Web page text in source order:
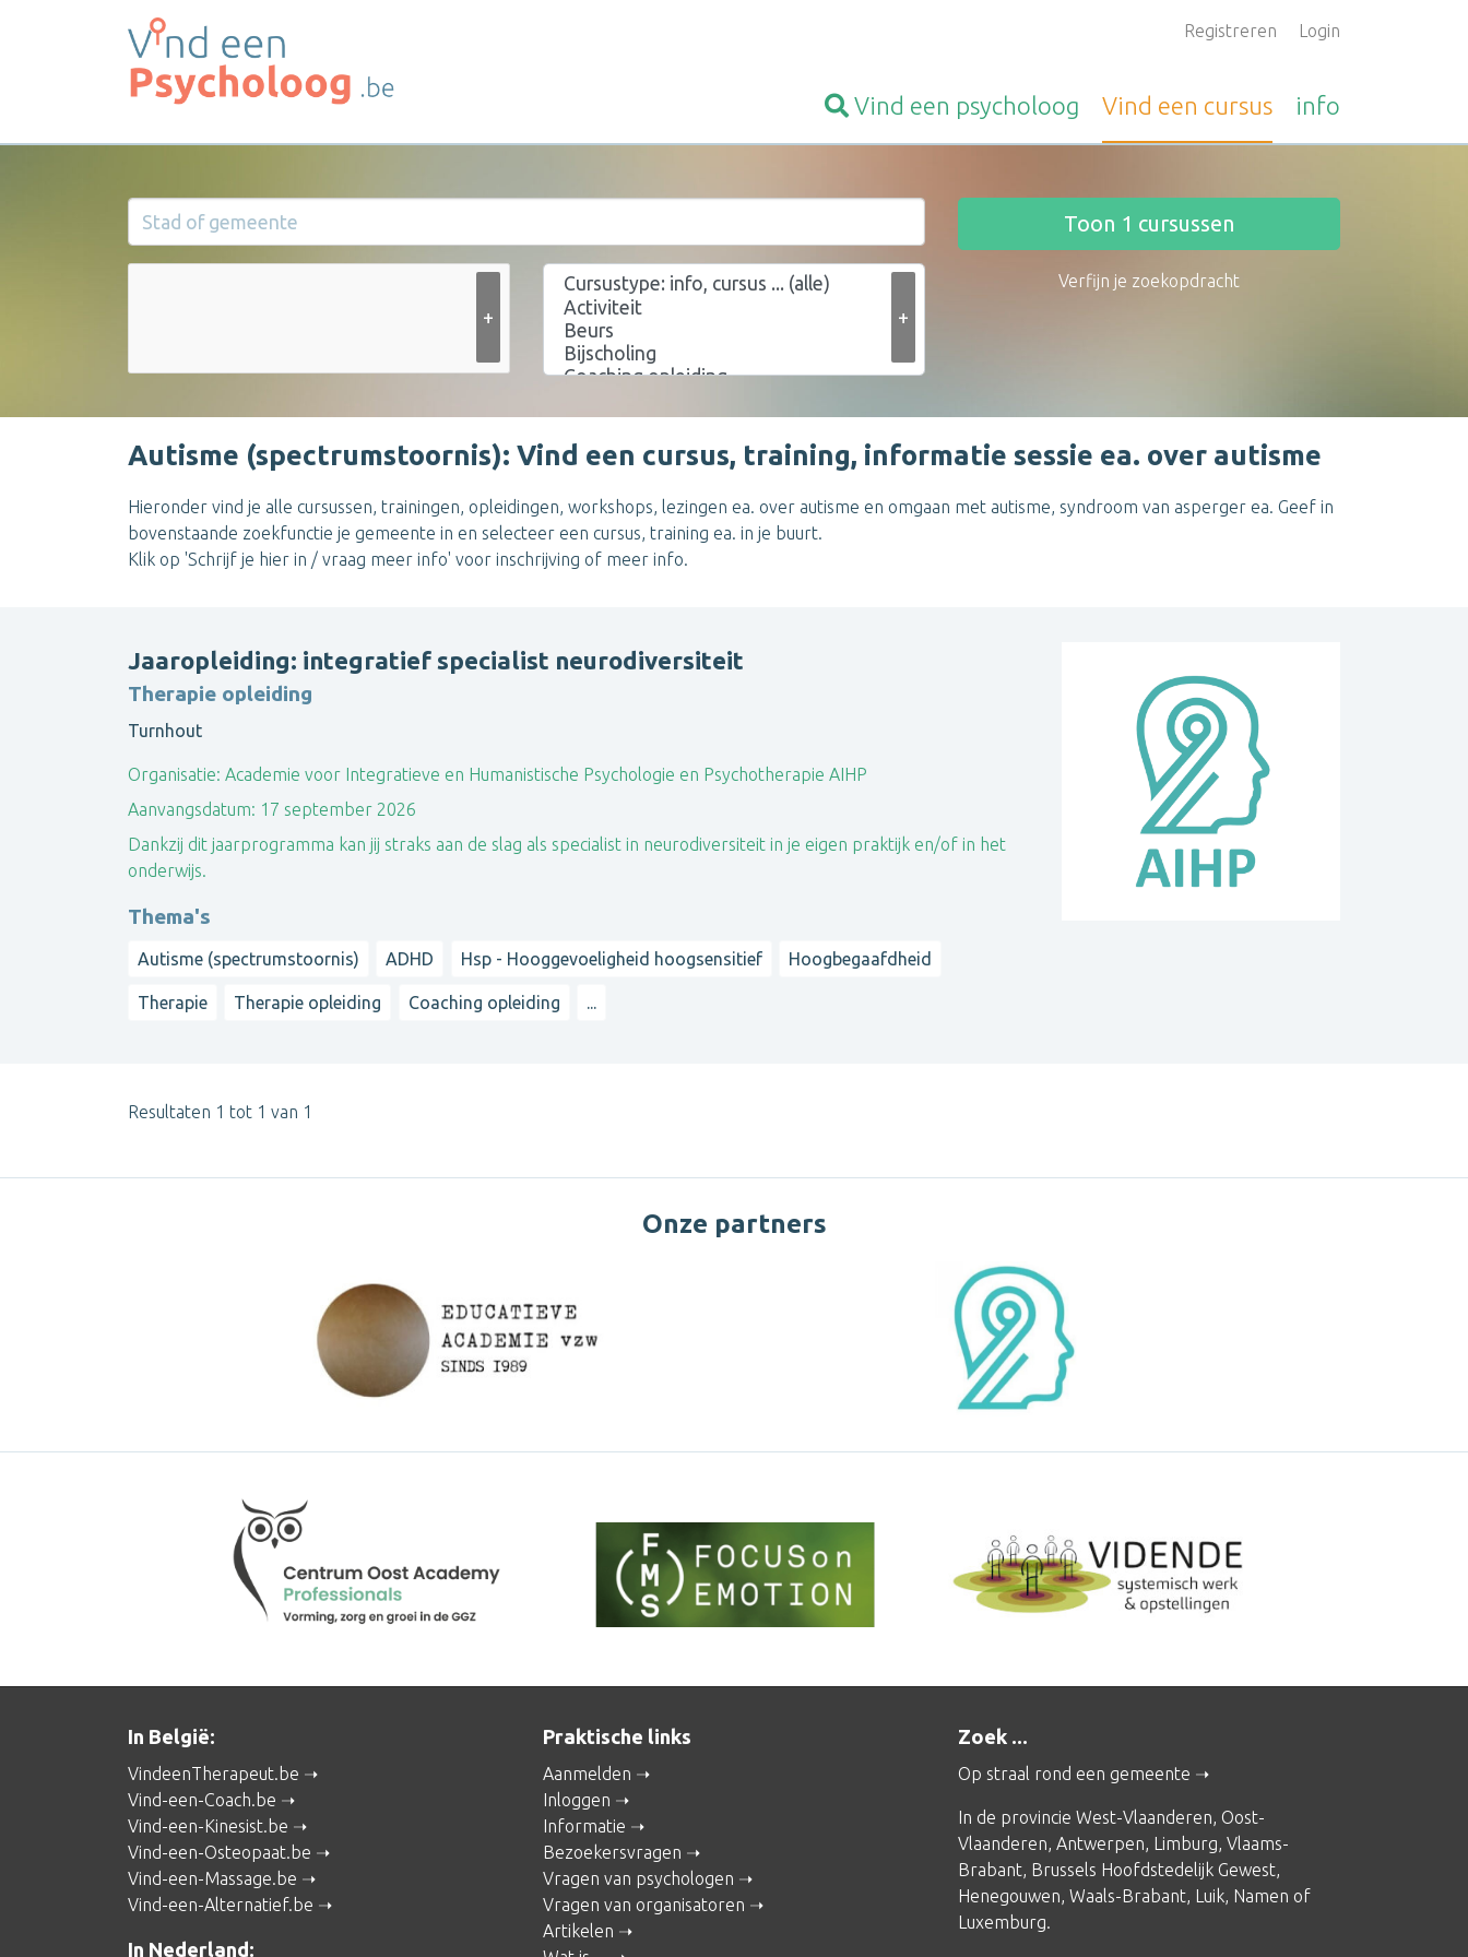
Registreren Login
Vind een psycholoog Vind een cursus info
+ +
Toon 1 cursussen
Verfijn je zoekopdracht
Autisme (spectrumstoornis): Vind een cursus, training, informatie sessie ea. over autisme
Hieronder vind je alle cursussen, trainingen, opleidingen, workshops, lezingen ea. over autisme en omgaan met autisme, syndroom van asperger ea. Geef in
bovenstaande zoekfunctie je gemeente in en selecteer een cursus, training ea. in je buurt.
Klik op 'Schrijf je hier in / vraag meer info' voor inschrijving of meer info.
Jaaropleiding: integratief specialist neurodiversiteit
Therapie opleiding
Turnhout
Organisatie: Academie voor Integratieve en Humanistische Psychologie en Psychotherapie AIHP
Aanvangsdatum: 17 september 2026
Dankzij dit jaarprogramma kan jij straks aan de slag als specialist in neurodiversiteit in je eigen praktijk en/of in het
onderwijs.
Thema's
Autisme (spectrumstoornis) ADHD Hsp - Hooggevoeligheid hoogsensitief Hoogbegaafdheid
Therapie Therapie opleiding Coaching opleiding ...
Resultaten 1 tot 1 van 1
Onze partners
In België:
VindeenTherapeut.be
Vind-een-Coach.be
Vind-een-Kinesist.be
Vind-een-Osteopaat.be
Vind-een-Massage.be
Vind-een-Alternatief.be
In Nederland:
Praktische links
Aanmelden
Inloggen
Informatie
Bezoekersvragen
Vragen van psychologen
Vragen van organisatoren
Artikelen
Zoek ...
Op straal rond een gemeente
In de provincie West-Vlaanderen, Oost-
Vlaanderen, Antwerpen, Limburg, Vlaams-
Brabant, Brussels Hoofdstedelijk Gewest,
Henegouwen, Waals-Brabant, Luik, Namen of
Luxemburg.